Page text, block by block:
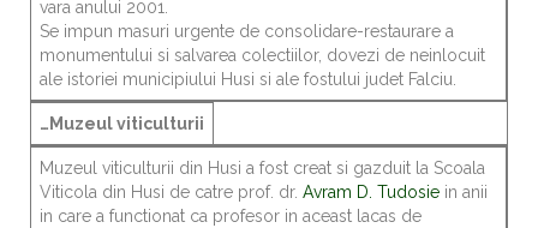
vara anului 2001.
Se impun masuri urgente de consolidare-restaurare a
monumentului si salvarea colectiilor, dovezi de neinlocuit
ale istoriei municipiului Husi si ale fostului judet Falciu.
…Muzeul viticulturii
Muzeul viticulturii din Husi a fost creat si gazduit la Scoala
Viticola din Husi de catre prof. dr. Avram D. Tudosie in anii
in care a functionat ca profesor in aceast lacas de